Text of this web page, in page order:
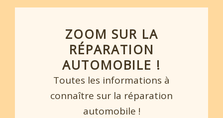
ZOOM SUR LA
RÉPARATION
AUTOMOBILE !
Toutes les informations à
connaître sur la réparation
automobile !